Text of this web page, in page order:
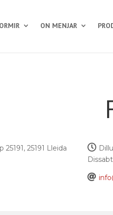
ON MENJAR
25191, 25191 Lleida